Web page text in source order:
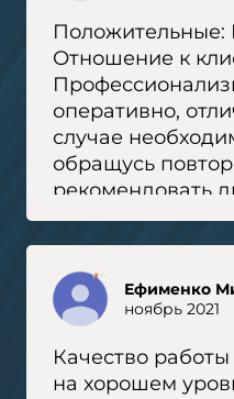
Положительные:
Отношение к
оперативно,
случае
обращусь
рекомендовать
знакомым.
высокая оценка
вернуться.
обороты,
сохраняя
Ефименко
ноябрь 2021
Качество
на хорошем